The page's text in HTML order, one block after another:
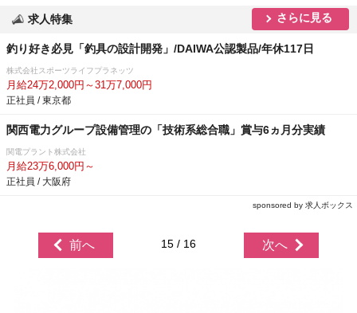
求人特集 さらに見る
釣り好き必見「釣具の設計開発」/DAIWA公認製品/年休117日
株式会社スポーツライフプラネッツ
月給24万2,000円～31万7,000円
正社員 / 東京都
関西電力グループ設備管理の「技術系総合職」賞与6ヵ月分実績
関電プラント株式会社
月給23万6,000円～
正社員 / 大阪府
sponsored by 求人ボックス
前へ 15 / 16 次へ